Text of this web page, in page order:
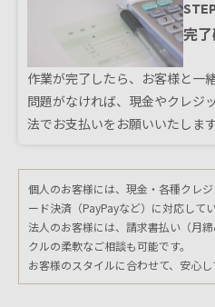
完
作業が完了したら、お客様と一
問題がなければ、現金やクレジ
法でお支払いをお願いいたします
個人のお客様には、現金・各種クレ
ード決済（PayPayなど）に対応してい
法人のお客様には、請求書払い（月
クルの柔軟なご相談も可能です。
お客様のスタイルに合わせて、安心し